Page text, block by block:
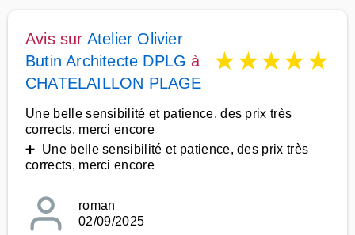
Avis sur Atelier Olivier
Butin Architecte DPLG à
CHATELAILLON PLAGE
★★★★★
Une belle sensibilité et patience, des prix très
corrects, merci encore
➕ Une belle sensibilité et patience, des prix très
corrects, merci encore
roman
02/09/2025